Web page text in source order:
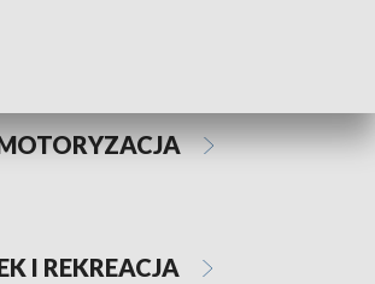
I REKREACJA